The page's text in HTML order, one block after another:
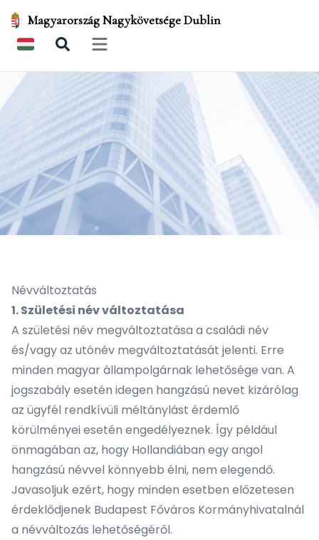
Magyarország Nagykövetsége Dublin
Open main menu
Névváltoztatás
1. Születési név változtatása
A születési név megváltoztatása a családi név
és/vagy az utónév megváltoztatását jelenti. Erre
minden magyar állampolgárnak lehetősége van. A
jogszabály esetén idegen hangzású nevet kizárólag
az ügyfél rendkívüli méltánylást érdemlő
körülményei esetén engedélyeznek. Így például
önmagában az, hogy Hollandiában egy angol
hangzású névvel könnyebb élni, nem elegendő.
Javasoljuk ezért, hogy minden esetben előzetesen
érdeklődjenek Budapest Főváros Kormányhivatalnál
a névváltozás lehetőségéről.